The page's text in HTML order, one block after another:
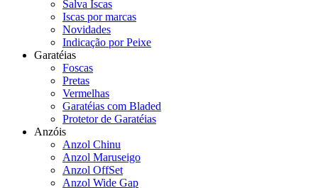
Salva Iscas
Iscas por marcas
Novidades
Indicação por Peixe
Garatéias
Foscas
Pretas
Vermelhas
Garatéias com Bladed
Protetor de Garatéias
Anzóis
Anzol Chinu
Anzol Maruseigo
Anzol OffSet
Anzol Wide Gap